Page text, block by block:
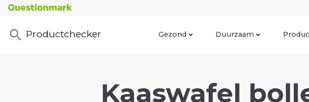
Productchecker Gezond Duurzaam
Kaaswafel